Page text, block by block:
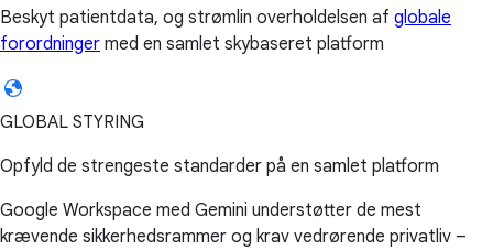
Beskyt patientdata, og strømlin overholdelsen af globale
forordninger med en samlet skybaseret platform
GLOBAL STYRING
Opfyld de strengeste standarder på en samlet platform
Google Workspace med Gemini understøtter de mest
krævende sikkerhedsrammer og krav vedrørende privatliv –